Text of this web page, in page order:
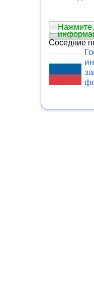
Соседние